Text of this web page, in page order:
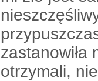
zastanowiła
otrzymali,